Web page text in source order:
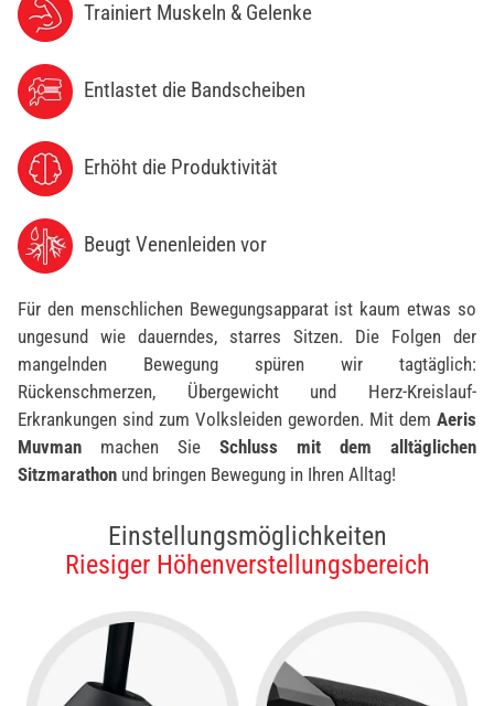
Trainiert Muskeln & Gelenke
Entlastet die Bandscheiben
Erhöht die Produktivität
Beugt Venenleiden vor
Für den menschlichen Bewegungsapparat ist kaum etwas so
ungesund wie dauerndes, starres Sitzen. Die Folgen der
mangelnden Bewegung spüren wir tagtäglich:
Rückenschmerzen, Übergewicht und Herz-Kreislauf-
Erkrankungen sind zum Volksleiden geworden. Mit dem Aeris
Muvman machen Sie Schluss mit dem alltäglichen
Sitzmarathon und bringen Bewegung in Ihren Alltag!
Einstellungsmöglichkeiten
Riesiger Höhenverstellungsbereich